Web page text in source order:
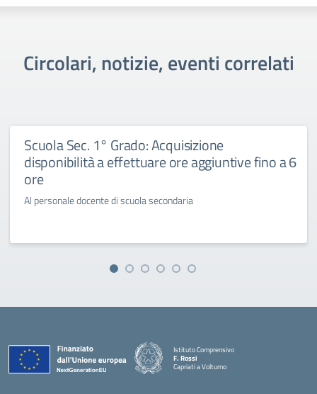
Circolari, notizie, eventi correlati
Scuola Sec. 1° Grado: Acquisizione
disponibilità a effettuare ore aggiuntive fino a 6
ore
Al personale docente di scuola secondaria
Istituto Comprensivo
F. Rossi
Capriati a Volturno
— Visita la pagina iniziale della scuola